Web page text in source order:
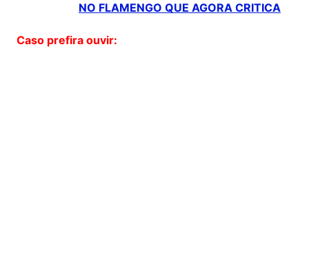
NO FLAMENGO QUE AGORA CRITICA
Caso prefira ouvir: